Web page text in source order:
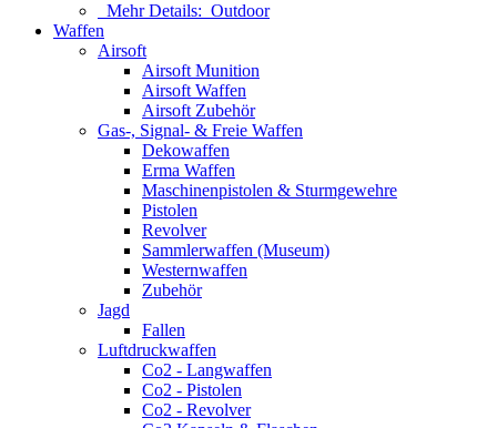
Mehr Details: Outdoor
Waffen
Airsoft
Airsoft Munition
Airsoft Waffen
Airsoft Zubehör
Gas-, Signal- & Freie Waffen
Dekowaffen
Erma Waffen
Maschinenpistolen & Sturmgewehre
Pistolen
Revolver
Sammlerwaffen (Museum)
Westernwaffen
Zubehör
Jagd
Fallen
Luftdruckwaffen
Co2 - Langwaffen
Co2 - Pistolen
Co2 - Revolver